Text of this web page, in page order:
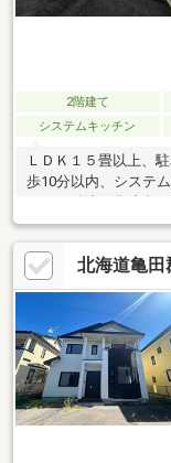
2階建て
システムキッチン
ＬＤＫ１５畳以上、
歩10分以内、システ
ＴＶモニタ付インタ
北海道亀田